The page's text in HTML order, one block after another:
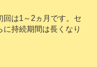
は1～2ヵ月です。セ
に持続期間は長くなり